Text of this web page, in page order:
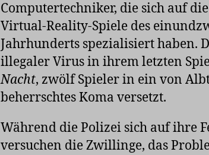
Computertechniker, die sich auf
Virtual-Reality-Spiele des
Jahrhunderts spezialisiert haben.
illegaler Virus in ihrem letzten
Nacht, zwölf Spieler in ein von
beherrschtes Koma versetzt.
Während die Polizei sich auf ihre
versuchen die Zwillinge, das